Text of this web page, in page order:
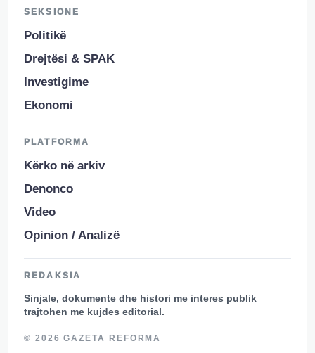
SEKSIONE
Politikë
Drejtësi & SPAK
Investigime
Ekonomi
PLATFORMA
Kërko në arkiv
Denonco
Video
Opinion / Analizë
REDAKSIA
Sinjale, dokumente dhe histori me interes publik
trajtohen me kujdes editorial.
© 2026 GAZETA REFORMA